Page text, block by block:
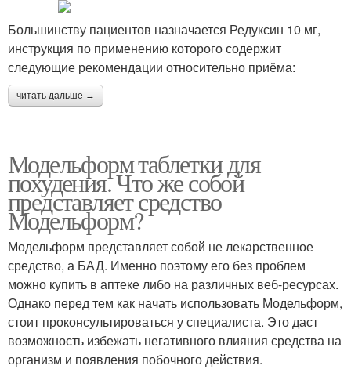
Большинству пациентов назначается Редуксин 10 мг,
инструкция по применению которого содержит
следующие рекомендации относительно приёма:
читать дальше →
Модельформ таблетки для
похудения. Что же собой
представляет средство
Модельформ?
Модельформ представляет собой не лекарственное
средство, а БАД. Именно поэтому его без проблем
можно купить в аптеке либо на различных веб-ресурсах.
Однако перед тем как начать использовать Модельформ,
стоит проконсультироваться у специалиста. Это даст
возможность избежать негативного влияния средства на
организм и появления побочного действия.